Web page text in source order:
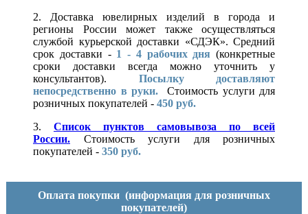
2. Доставка ювелирных изделий в города и
регионы России может также осуществляться
службой курьерской доставки «СДЭК». Средний
срок доставки - 1 - 4 рабочих дня (конкретные
сроки доставки всегда можно уточнить у
консультантов). Посылку доставляют
непосредственно в руки.
Стоимость услуги для
розничных покупателей - 450 руб.
3. Список пунктов самовывоза по всей
России.
Стоимость услуги для розничных
покупателей - 350 руб.
Оплата покупки (информация для розничных
покупателей)